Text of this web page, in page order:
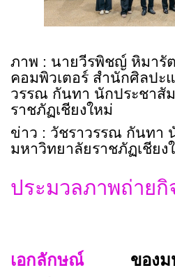
ภาพ : นายวีรพิชญ์ หิมารั
คอมพิวเตอร์ สำนักศิลปะ
วรรณ กันทา นักประชาสั
ราชภัฏเชียงใหม่
ข่าว : วัชราวรรณ กันทา
มหาวิทยาลัยราชภัฏเชียง
ประมวลภาพถ่ายกิ
เอกลักษณ์
ของ